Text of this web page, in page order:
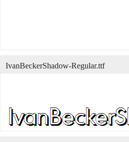
IvanBeckerShadow-Regular.ttf